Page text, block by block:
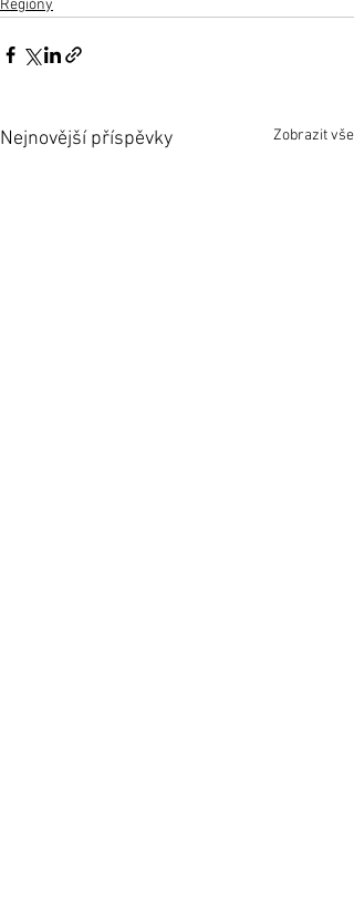
Regióny
Nejnovější příspěvky Zobrazit vše